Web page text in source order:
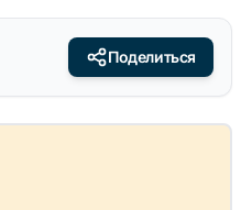
Поделиться